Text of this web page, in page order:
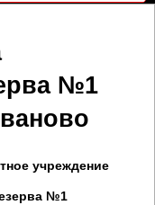
№1
учреждение
№1